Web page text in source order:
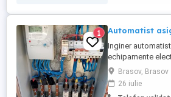
1 Automatist
Inginer
echipamente
tehnologice,
Service
Brasov, Brasov
26 iulie